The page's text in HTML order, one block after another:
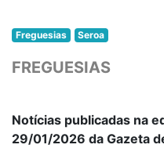
Freguesias Seroa
FREGUESIAS
Notícias publicadas na
29/01/2026 da Gazeta